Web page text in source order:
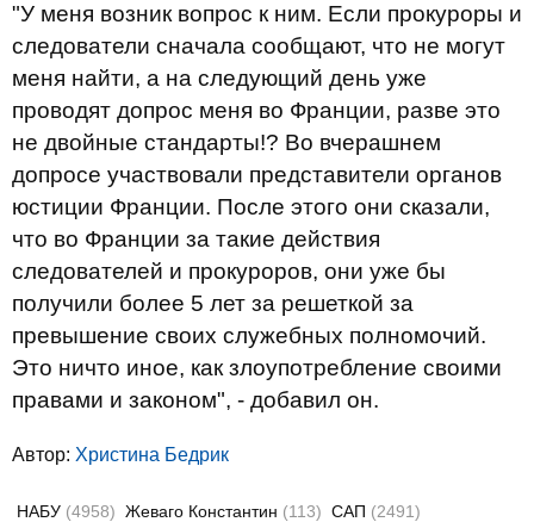
"У меня возник вопрос к ним. Если прокуроры и
следователи сначала сообщают, что не могут
меня найти, а на следующий день уже
проводят допрос меня во Франции, разве это
не двойные стандарты!? Во вчерашнем
допросе участвовали представители органов
юстиции Франции. После этого они сказали,
что во Франции за такие действия
следователей и прокуроров, они уже бы
получили более 5 лет за решеткой за
превышение своих служебных полномочий.
Это ничто иное, как злоупотребление своими
правами и законом", - добавил он.
Автор: Христина Бедрик
НАБУ (4958) Жеваго Константин (113) САП (2491)